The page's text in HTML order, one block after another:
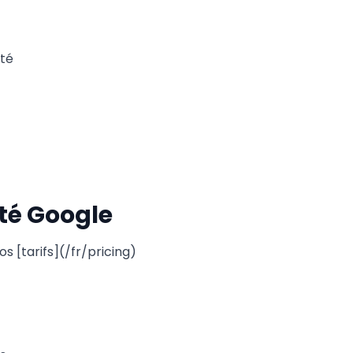
Google
[tarifs](/fr/pricing)